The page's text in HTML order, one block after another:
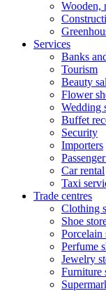
Wooden,
Services
Banks
Tourism
Beauty
Flower
Wedding
Buffet
Security
Importers
Car rental
Taxi
Trade centres
Clothing
Shoe
Porcelain
Perfume
Jewelry
Furniture